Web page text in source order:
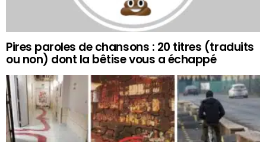
Pires paroles de chansons : 20 titres (traduits
ou non) dont la bêtise vous a échappé